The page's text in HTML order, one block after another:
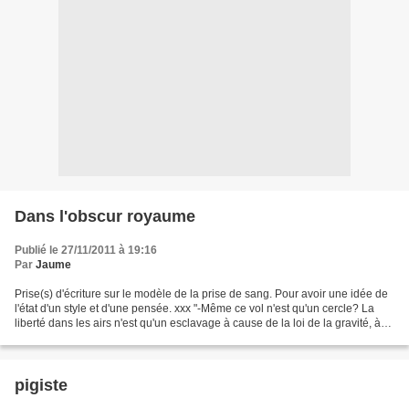
Dans l'obscur royaume
Publié le 27/11/2011 à 19:16
Par Jaume
Prise(s) d'écriture sur le modèle de la prise de sang. Pour avoir une idée de
l'état d'un style et d'une pensée. xxx "-Même ce vol n'est qu'un cercle? La
liberté dans les airs n'est qu'un esclavage à cause de la loi de la gravité, à
pigiste